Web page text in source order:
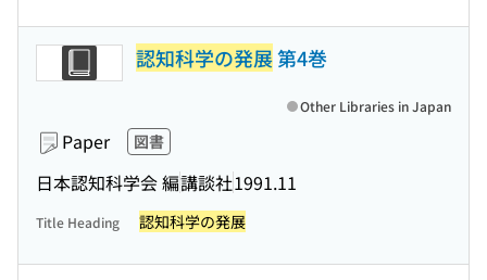
認知科学の発展第4巻
Paper 図書
日本認知科学会 編講談社1991.11
Other Libraries in Japan
Title Heading 認知科学の発展